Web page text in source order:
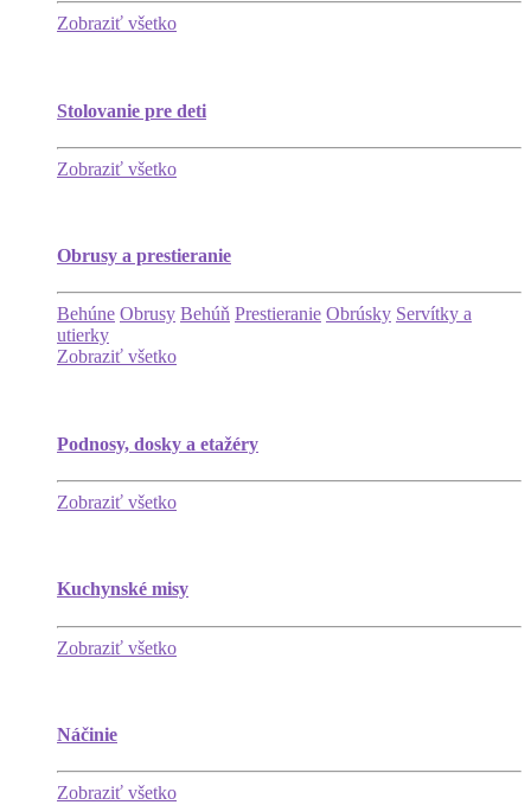
Zobraziť všetko
Stolovanie pre deti
Zobraziť všetko
Obrusy a prestieranie
Behúne Obrusy Behúň Prestieranie Obrúsky Servítky a
utierky
Zobraziť všetko
Podnosy, dosky a etažéry
Zobraziť všetko
Kuchynské misy
Zobraziť všetko
Náčinie
Zobraziť všetko